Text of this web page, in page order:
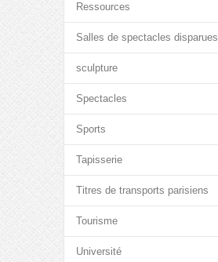
Ressources
Salles de spectacles disparues
sculpture
Spectacles
Sports
Tapisserie
Titres de transports parisiens
Tourisme
Université